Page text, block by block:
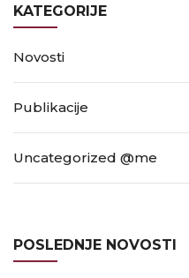
KATEGORIJE
Novosti
Publikacije
Uncategorized @me
POSLEDNJE NOVOSTI